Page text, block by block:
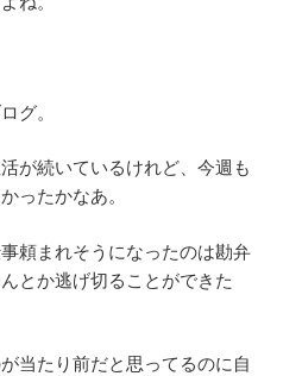
グ。
が続いているけれど、今週も
ったかなあ。
頼まれそうになったのは勘弁
とか逃げ切ることができた
当たり前だと思ってるのに自